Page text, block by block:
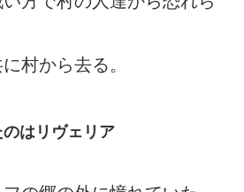
村から去る。
はリヴェリア